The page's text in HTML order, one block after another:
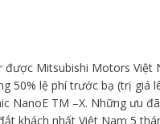
được Mitsubishi Motors
50% lệ phí trước bạ (trị giá
NanoE TM –X. Những ưu
khách nhất Việt Nam 5